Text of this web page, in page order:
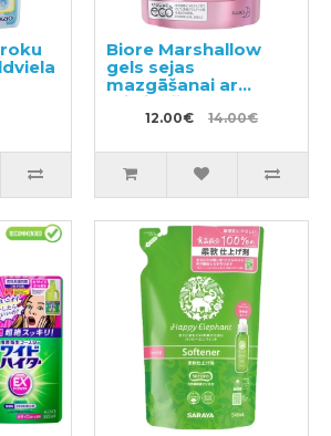
Biore Marshallow
gels sejas
mazgāšanai ar
mitrinošu efektu,
pildviela 130ml
12.00€ 14.00€